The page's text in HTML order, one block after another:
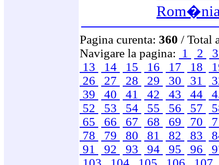
Pagina curenta: 360 / Total
Navigare la pagina: 1 2
13
14 15 16 17 18
26
27 28 29 30 31
39
40 41 42 43 44
52
53 54 55 56 57
65
66 67 68 69 70
78
79 80 81 82 83
91
92 93 94 95 96